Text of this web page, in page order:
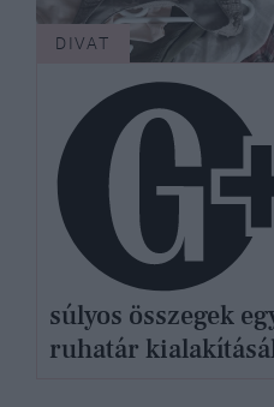
DIVAT
súlyos összegek
ruhatár